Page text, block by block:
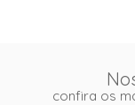
confira os